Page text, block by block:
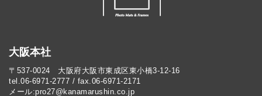
大阪本社
〒537-0024 大阪府大阪市東成区東小橋3-12-16
tel.06-6971-2777 / fax.06-6971-2171
メール:pro27@kanamarushin.co.jp​